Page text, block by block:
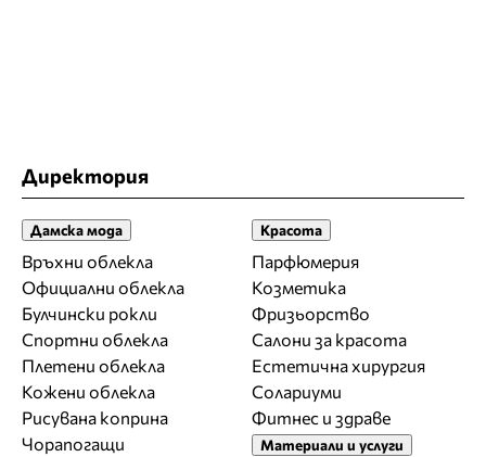
Директория
Дамска мода
Връхни облекла
Официални облекла
Булчински рокли
Спортни облекла
Плетени облекла
Кожени облекла
Рисувана коприна
Чорапогащи
Красота
Парфюмерия
Козметика
Фризьорство
Салони за красота
Естетична хирургия
Солариуми
Фитнес и здраве
Материали и услуги